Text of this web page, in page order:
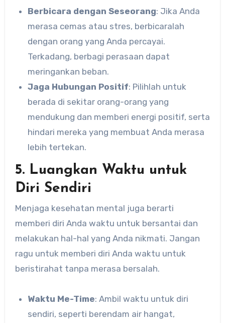
Berbicara dengan Seseorang: Jika Anda
merasa cemas atau stres, berbicaralah
dengan orang yang Anda percayai.
Terkadang, berbagi perasaan dapat
meringankan beban.
Jaga Hubungan Positif: Pilihlah untuk
berada di sekitar orang-orang yang
mendukung dan memberi energi positif, serta
hindari mereka yang membuat Anda merasa
lebih tertekan.
5. Luangkan Waktu untuk
Diri Sendiri
Menjaga kesehatan mental juga berarti
memberi diri Anda waktu untuk bersantai dan
melakukan hal-hal yang Anda nikmati. Jangan
ragu untuk memberi diri Anda waktu untuk
beristirahat tanpa merasa bersalah.
Waktu Me-Time: Ambil waktu untuk diri
sendiri, seperti berendam air hangat,